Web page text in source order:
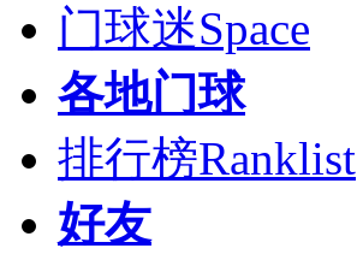
门球迷Space
各地门球
排行榜Ranklist
好友